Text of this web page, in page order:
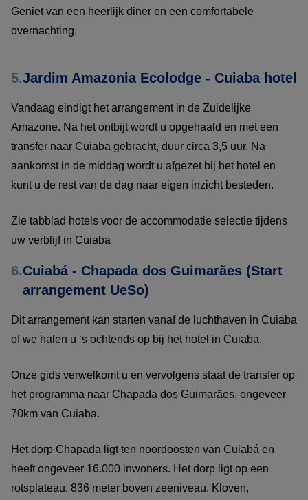
Geniet van een heerlijk diner en een comfortabele
overnachting.
5.Jardim Amazonia Ecolodge - Cuiaba hotel
Vandaag eindigt het arrangement in de Zuidelijke
Amazone. Na het ontbijt wordt u opgehaald en met een
transfer naar Cuiaba gebracht, duur circa 3,5 uur. Na
aankomst in de middag wordt u afgezet bij het hotel en
kunt u de rest van de dag naar eigen inzicht besteden.
Zie tabblad hotels voor de accommodatie selectie tijdens
uw verblijf in Cuiaba
6.Cuiabá - Chapada dos Guimarães (Start
arrangement UeSo)
Dit arrangement kan starten vanaf de luchthaven in Cuiaba
of we halen u ‘s ochtends op bij het hotel in Cuiaba.
Onze gids verwelkomt u en vervolgens staat de transfer op
het programma naar Chapada dos Guimarães, ongeveer
70km van Cuiaba.
Het dorp Chapada ligt ten noordoosten van Cuiabá en
heeft ongeveer 16.000 inwoners. Het dorp ligt op een
rotsplateau, 836 meter boven zeeniveau. Kloven,